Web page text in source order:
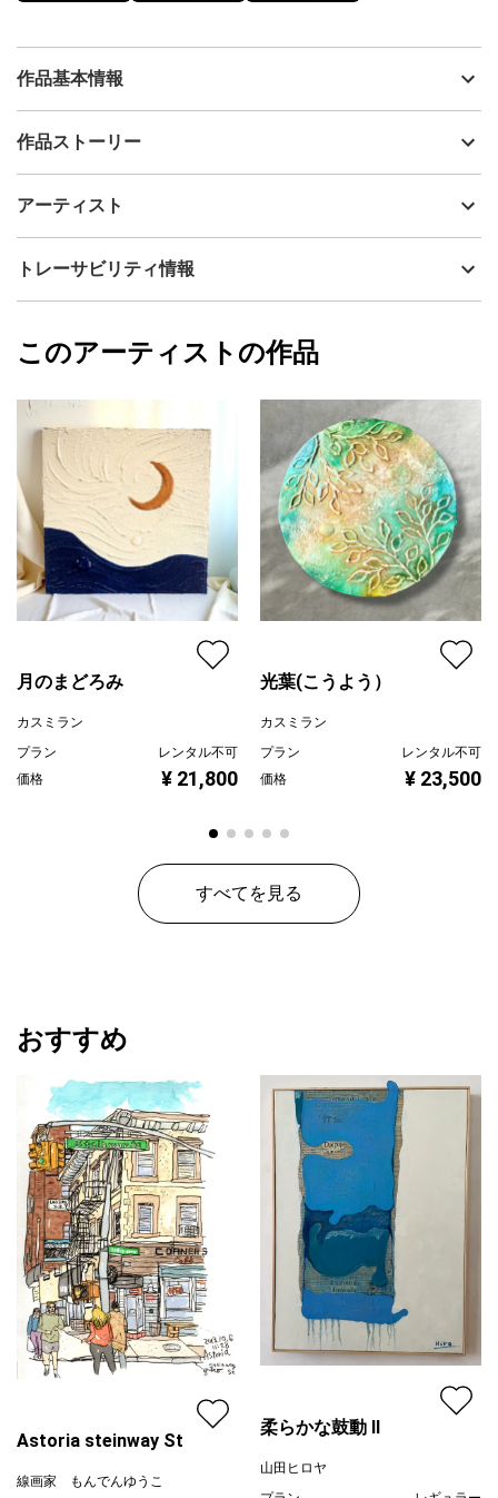
作品基本情報
出品者
制作年
ミクストメディア
カラー
ホワイト
ジャンル
動物・生き物
配送目安
二週間以内
作品ストーリー
うなアート作品のご紹介です。
かれています。
く照らされながら、波間を舞うイルカを描いています。
ワックスが織りなす幻想的で柔らかな色彩が、まるで海の中をゆ
らせます。
イルカなど、深く愛着のある動物の姿は、眺めるだけで私たちの
心に安らぎを与えてくれます。
寝室や書斎、お部屋の片隅にあるお気に入りのコーナーなど、ご
自身だけのリラックス空間を彩る一枚として飾れば、絵本の世界
に迷い込んだような静かで優しい時間をもたらしてくれるでしょ
う。
また、動物を愛する大切なご友人への、心温まる特別なギフトと
しても最適です。
見るたびに優しい気持ちになれる、温もりと愛情、そしてほんの
少しのロマンチックさを秘めた一枚。
ぜひ、この美しい物語の世界をお手元でお楽しみください。
主な使用画材：キャンドル用ワックス、水性アクリル絵具、画面
保護用ワニス
・写真撮影の状況、ご使用のモニターの環境設定などにより実際
・こちらの作品は末長く飾っていただけるよう、衝撃に強く、ひ
び割れにくい専門的なワックス配合で制作しています。
「室内の直射日光が当たらない場所」であれば、特別なメンテナ
アーティスト
カスミラン
フォローする
トレーサビリティ情報
カスミラン
このアーティストの作品
月のまどろみ
カスミラン
プラン
レンタル不可
価格
¥ 21,800
光葉(こうよう）
カスミラン
プラン
レンタル不可
価格
¥ 23,500
すべてを見る
おすすめ
Astoria steinway St
線画家 もんでんゆうこ
柔らかな鼓動 Ⅱ
山田ヒロヤ